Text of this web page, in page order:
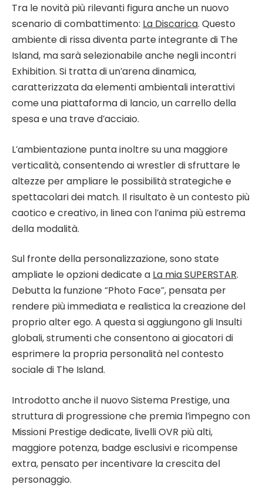
Tra le novità più rilevanti figura anche un nuovo
scenario di combattimento: La Discarica. Questo
ambiente di rissa diventa parte integrante di The
Island, ma sarà selezionabile anche negli incontri
Exhibition. Si tratta di un’arena dinamica,
caratterizzata da elementi ambientali interattivi
come una piattaforma di lancio, un carrello della
spesa e una trave d’acciaio.
L’ambientazione punta inoltre su una maggiore
verticalità, consentendo ai wrestler di sfruttare le
altezze per ampliare le possibilità strategiche e
spettacolari dei match. Il risultato è un contesto più
caotico e creativo, in linea con l’anima più estrema
della modalità.
Sul fronte della personalizzazione, sono state
ampliate le opzioni dedicate a La mia SUPERSTAR.
Debutta la funzione “Photo Face”, pensata per
rendere più immediata e realistica la creazione del
proprio alter ego. A questa si aggiungono gli Insulti
globali, strumenti che consentono ai giocatori di
esprimere la propria personalità nel contesto
sociale di The Island.
Introdotto anche il nuovo Sistema Prestige, una
struttura di progressione che premia l’impegno con
Missioni Prestige dedicate, livelli OVR più alti,
maggiore potenza, badge esclusivi e ricompense
extra, pensato per incentivare la crescita del
personaggio.